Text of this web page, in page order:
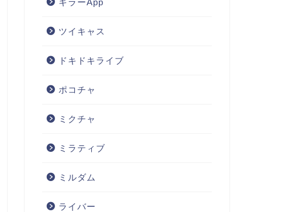
キラーApp
ツイキャス
ドキドキライブ
ポコチャ
ミクチャ
ミラティブ
ミルダム
ライバー